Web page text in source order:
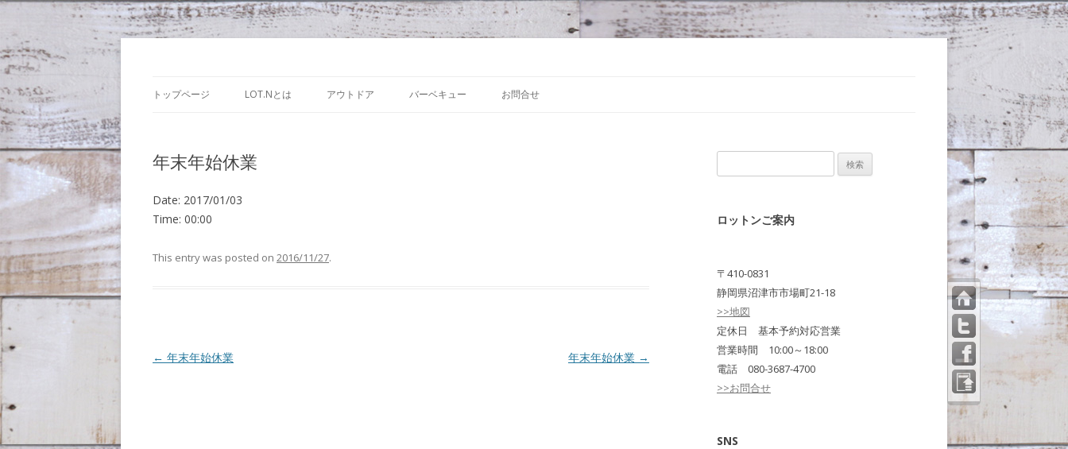
トップページ LOT.Nとは アウトドア バーベキュー お問合せ
年末年始休業
Date: 2017/01/03
Time: 00:00
This entry was posted on 2016/11/27.
Post navigation
← 年末年始休業 年末年始休業 →
索:
ロットンご案内
〒410-0831
静岡県沼津市市場町21-18
>>地図
定休日 基本予約対応営業
営業時間 10:00～18:00
電話 080-3687-4700
>>お問合せ
SNS
トッ
プペ
ージ
ペー
ジの
先頭
へ